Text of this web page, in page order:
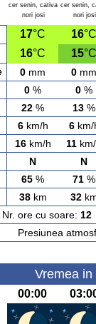
cer senin, cativa
nori josi
cer senin,
nori josi
17°C 16°C
16°C 15°C
0 mm 0 mm
0 % 0 %
22 % 13 %
6km/h 6km/
16km/h 11
N N
65 % 71 %
38km 32
Nr. ore cu soare: 12
Vremea
00:00